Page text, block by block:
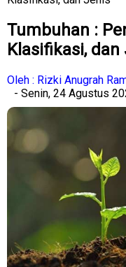
Tumbuhan :
Klasifikasi, dan
Oleh : Rizki Anugrah
- Senin, 24 Agustus